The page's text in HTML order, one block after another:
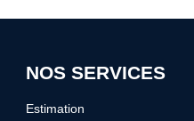
NOS SERVICES
Estimation